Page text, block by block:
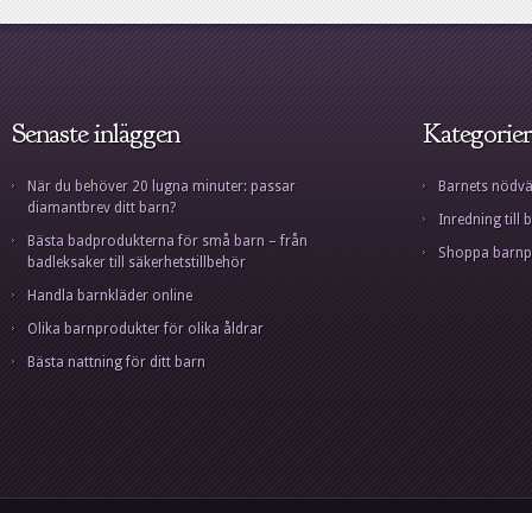
Senaste inläggen
När du behöver 20 lugna minuter: passar
diamantbrev ditt barn?
Bästa badprodukterna för små barn – från
badleksaker till säkerhetstillbehör
Handla barnkläder online
Olika barnprodukter för olika åldrar
Bästa nattning för ditt barn
Kategorier
Barnets
Inredning till
Shoppa